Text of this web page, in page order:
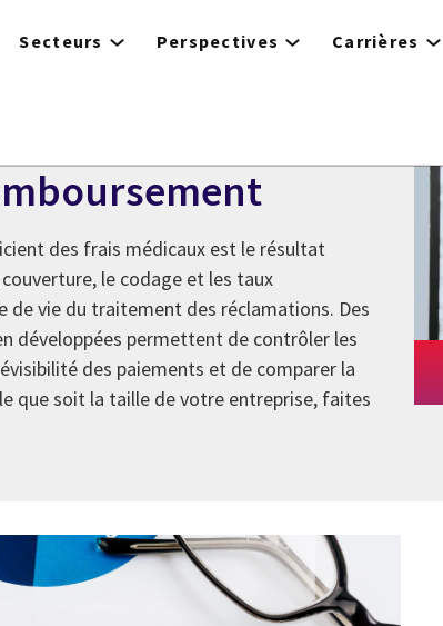
Secteurs Perspectives Carrières
des frais médicaux est le résultat
le codage et les taux
de vie du traitement des réclamations. Des
développées permettent de contrôler les
des paiements et de comparer la
que soit la taille de votre entreprise, faites